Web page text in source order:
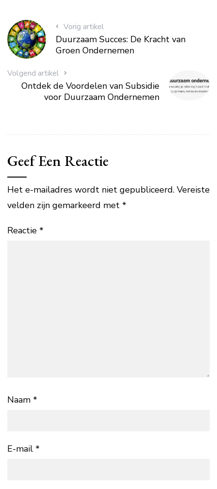
Vorig artikel
Duurzaam Succes: De Kracht van
Groen Ondernemen
Volgend artikel
Ontdek de Voordelen van Subsidie
voor Duurzaam Ondernemen
Geef Een Reactie
Het e-mailadres wordt niet gepubliceerd. Vereiste
velden zijn gemarkeerd met *
Reactie *
Naam *
E-mail *